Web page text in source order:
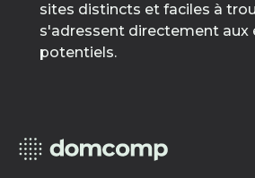
sites distincts et faciles à
s'adressent directement aux
potentiels.